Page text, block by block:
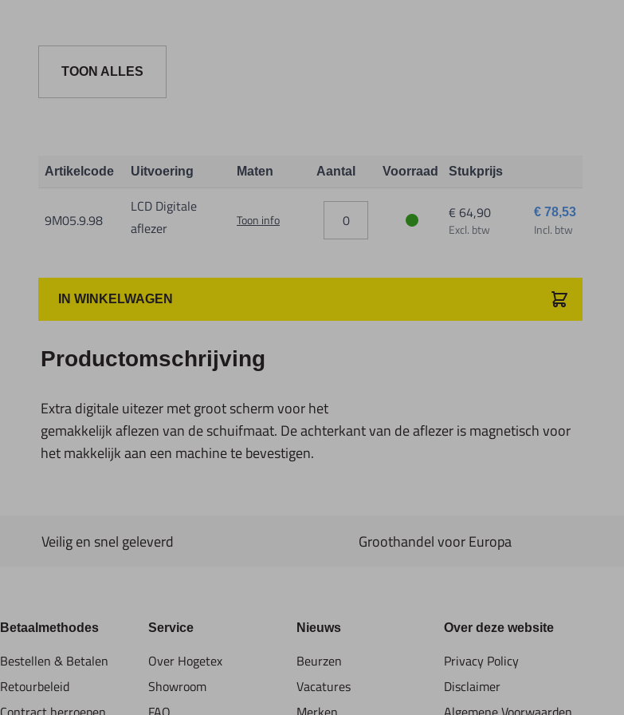
TOON ALLES
Artikelcode Uitvoering Maten Aantal Voorraad Stukprijs
9M05.9.98
LCD Digitale
aflezer
Toon info € 78,53
Incl. btw
€ 64,90
Excl. btw
IN WINKELWAGEN
Productomschrijving
Extra digitale uitezer met groot scherm voor het
gemakkelijk aflezen van de schuifmaat. De achterkant van de aflezer is magnetisch voor
het makkelijk aan een machine te bevestigen.
Veilig en snel geleverd Groothandel voor Europa
Betaalmethodes
Bestellen & Betalen
Retourbeleid
Service
Over Hogetex
Showroom
Nieuws
Beurzen
Vacatures
Over deze website
Privacy Policy
Disclaimer